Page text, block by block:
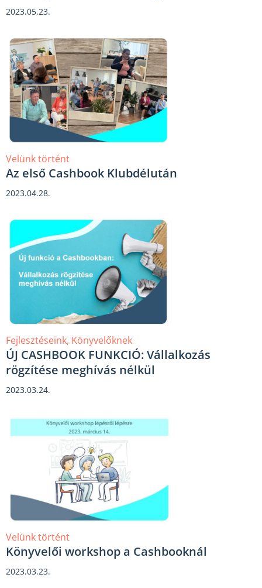
2023.05.23.
Velünk történt
Az első Cashbook Klubdélután
2023.04.28.
Fejlesztéseink, Könyvelőknek
ÚJ CASHBOOK FUNKCIÓ: Vállalkozás
rögzítése meghívás nélkül
2023.03.24.
Velünk történt
Könyvelői workshop a Cashbooknál
2023.03.23.